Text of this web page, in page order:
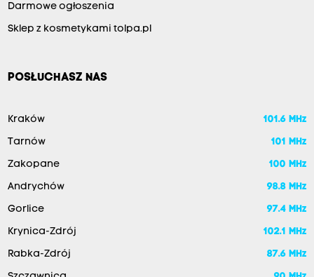
Darmowe ogłoszenia
Sklep z kosmetykami tolpa.pl
POSŁUCHASZ NAS
Kraków 101.6 MHz
Tarnów 101 MHz
Zakopane 100 MHz
Andrychów 98.8 MHz
Gorlice 97.4 MHz
Krynica-Zdrój 102.1 MHz
Rabka-Zdrój 87.6 MHz